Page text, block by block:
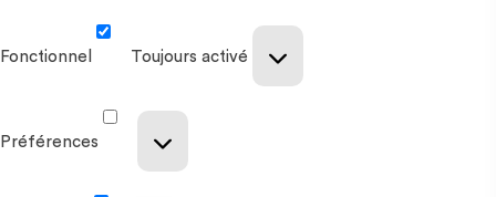
Fonctionnel Toujours activé
Préférences